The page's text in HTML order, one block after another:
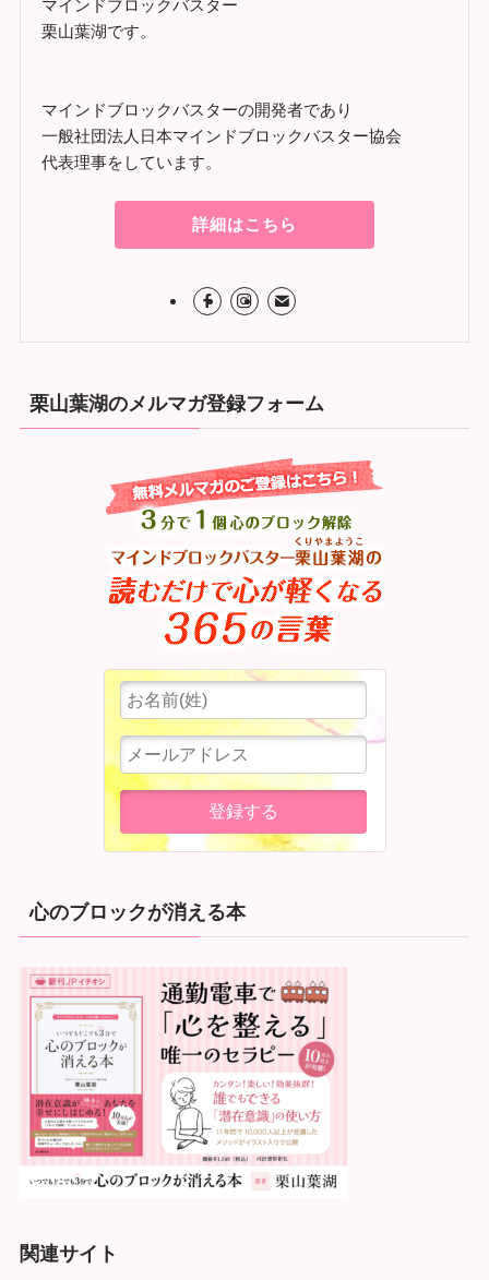
マインドブロックバスター
栗山葉湖です。
マインドブロックバスターの開発者であり
一般社団法人日本マインドブロックバスター協会
代表理事をしています。
詳細はこちら
栗山葉湖のメルマガ登録フォーム
心のブロックが消える本
関連サイト